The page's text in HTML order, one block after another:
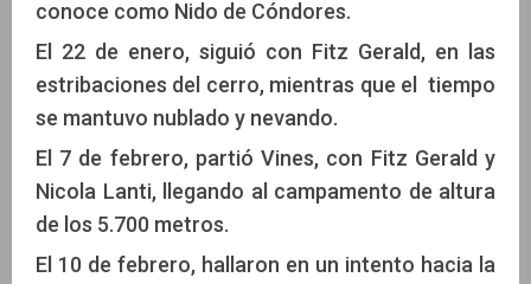
conoce como Nido de Cóndores.
El 22 de enero, siguió con Fitz Gerald, en las
estribaciones del cerro, mientras que el tiempo
se mantuvo nublado y nevando.
El 7 de febrero, partió Vines, con Fitz Gerald y
Nicola Lanti, llegando al campamento de altura
de los 5.700 metros.
El 10 de febrero, hallaron en un intento hacia la